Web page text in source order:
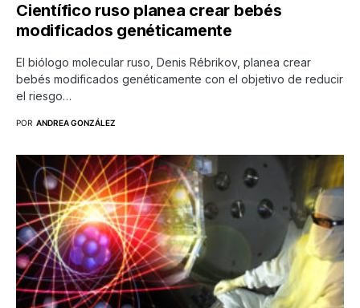
Científico ruso planea crear bebés
modificados genéticamente
El biólogo molecular ruso, Denis Rébrikov, planea crear
bebés modificados genéticamente con el objetivo de reducir
el riesgo…
POR ANDREA GONZÁLEZ